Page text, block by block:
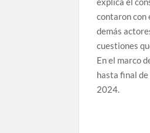
contaron con
demás
cuestiones
En el marco
hasta final
2024.